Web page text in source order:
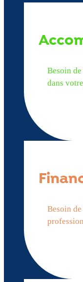
Besoin
dans
Besoin